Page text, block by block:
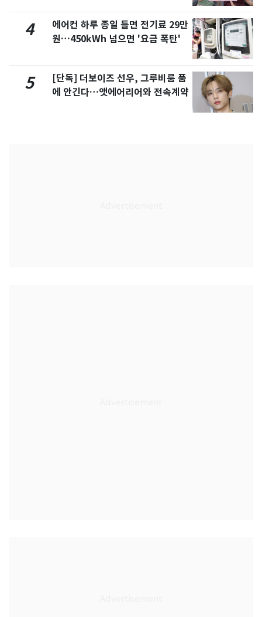
4
에어컨 하루 종일 틀면 전기료 29만
원…450kWh 넘으면 '요금 폭탄'
5
[단독] 더보이즈 선우, 그루비룸 품
에 안긴다…앳에어리어와 전속계약